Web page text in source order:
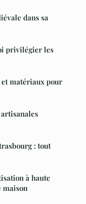
dans sa
privilégier les
matériaux pour
: tout
à haute
maison